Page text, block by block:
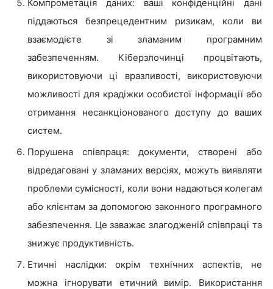
Компрометація даних: ваші конфіденційні дані
піддаються безпрецедентним ризикам, коли ви
взаємодієте зі зламаним програмним
забезпеченням. Кіберзлочинці процвітають,
використовуючи ці вразливості, використовуючи
можливості для крадіжки особистої інформації або
отримання несанкціонованого доступу до ваших
систем.
Порушена співпраця: документи, створені або
відредаговані у зламаних версіях, можуть виявляти
проблеми сумісності, коли вони надаються колегам
або клієнтам за допомогою законного програмного
забезпечення. Це заважає злагодженій співпраці та
знижує продуктивність.
Етичні наслідки: окрім технічних аспектів, не
можна ігнорувати етичний вимір. Використання